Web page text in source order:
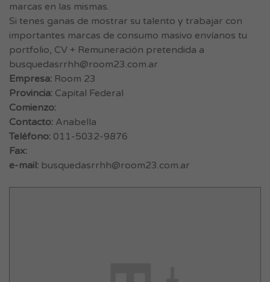
marcas en las mismas.
Si tenes ganas de mostrar su talento y trabajar con
importantes marcas de consumo masivo envíanos tu
portfolio, CV + Remuneración pretendida a
busquedasrrhh@room23.com.ar
Empresa: Room 23
Provincia: Capital Federal
Comienzo:
Contacto: Anabella
Teléfono: 011-5032-9876
Fax:
e-mail: busquedasrrhh@room23.com.ar